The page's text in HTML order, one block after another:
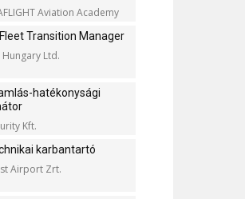
Aviation Academy
Transition Manager
Ltd.
hatékonysági
Kft.
karbantartó
Airport Zrt.